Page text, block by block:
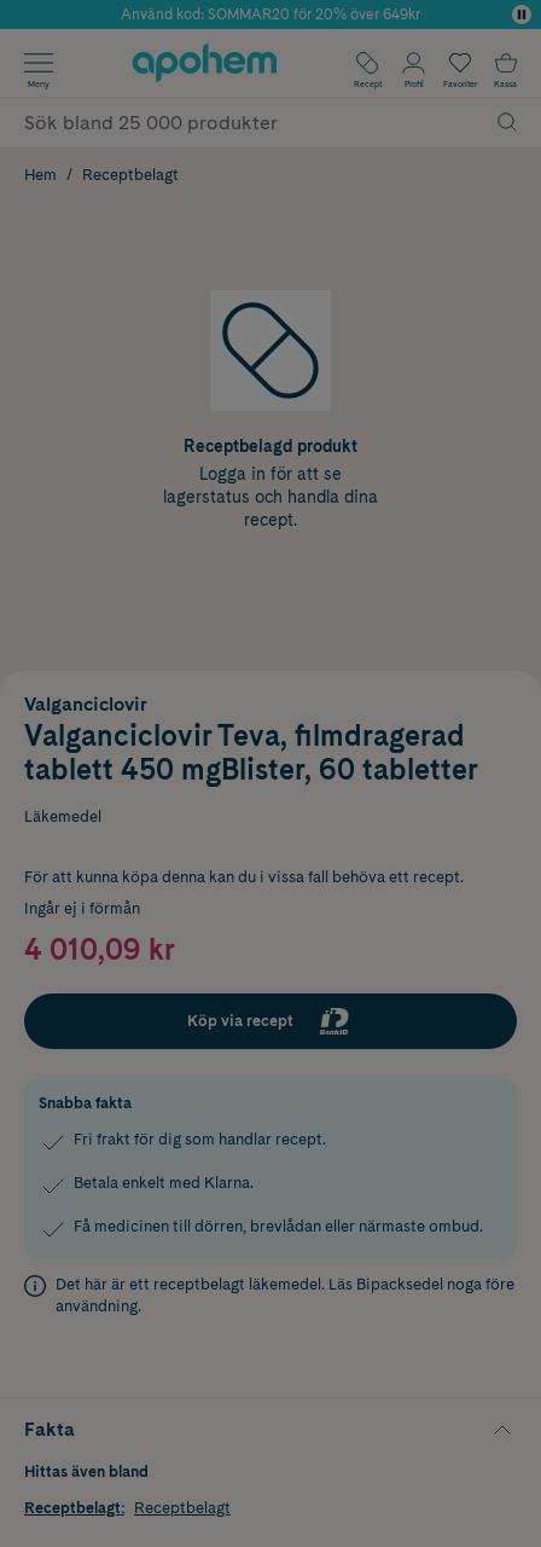
Årets Butik 2025 inom Skönhet
Använd kod: SOMMAR20 för 20% över 649kr
✓ Fri frakt
✓ Poäng på alla köp*
Meny Recept Profil Favoriter Kassa
Hem Receptbelagt
Receptbelagd produkt
Logga in för att se
lagerstatus och handla dina
recept.
Valganciclovir
Valganciclovir Teva, filmdragerad
tablett 450 mgBlister, 60 tabletter
Läkemedel
För att kunna köpa denna kan du i vissa fall behöva ett recept.
Ingår ej i förmån
4 010,09 kr
Köp via recept
Snabba fakta
Fri frakt för dig som handlar recept.
Betala enkelt med Klarna.
Få medicinen till dörren, brevlådan eller närmaste ombud.
Det här är ett receptbelagt läkemedel. Läs Bipacksedel noga före
användning.
Fakta
Hittas även bland
Receptbelagt: Receptbelagt